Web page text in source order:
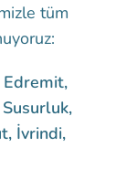
tüm
Edremit,
İvrindi,